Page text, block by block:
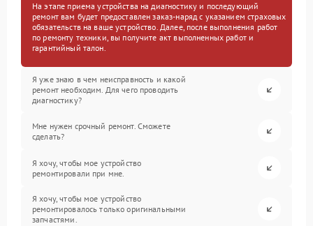
На этапе приема устройства на диагностику и последующий
ремонт вам будет предоставлен заказ-наряд с указанием страховых
обязательств на ваше устройство. Далее, после выполнения работ
по ремонту техники, вы получите акт выполненных работ и
гарантийный талон.
Я уже знаю в чем неисправность и какой
ремонт необходим. Для чего проводить
диагностику?
Мне нужен срочный ремонт. Сможете
сделать?
Я хочу, чтобы мое устройство
ремонтировали при мне.
Я хочу, чтобы мое устройство
ремонтировалось только оригинальными
запчастями.